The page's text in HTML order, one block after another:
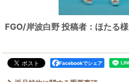
FGO/岸波白野 投稿者：ほたる様
Facebookでシェア